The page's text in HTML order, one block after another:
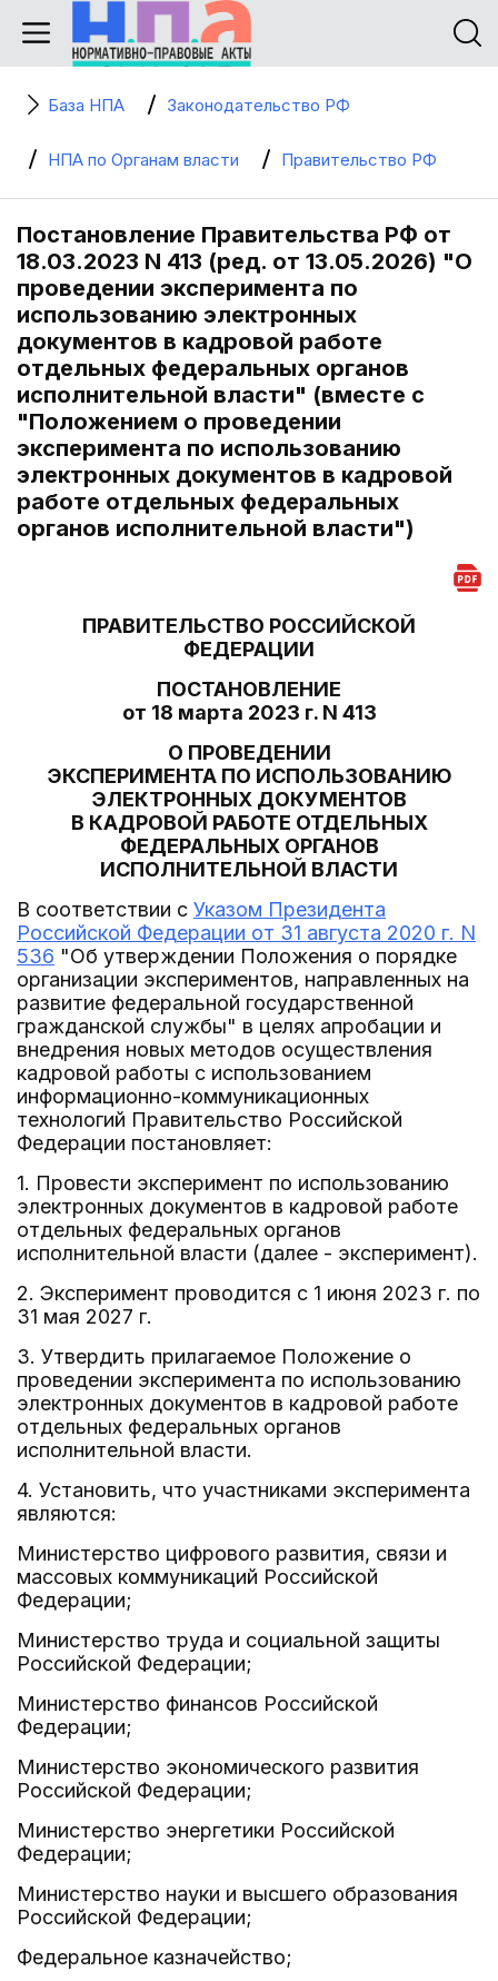
База НПА Законодательство РФ
НПА по Органам власти Правительство РФ
Постановление Правительства РФ от
18.03.2023 N 413 (ред. от 13.05.2026) "О
проведении эксперимента по
использованию электронных
документов в кадровой работе
отдельных федеральных органов
исполнительной власти" (вместе с
"Положением о проведении
эксперимента по использованию
электронных документов в кадровой
работе отдельных федеральных
органов исполнительной власти")
ПРАВИТЕЛЬСТВО РОССИЙСКОЙ
ФЕДЕРАЦИИ
ПОСТАНОВЛЕНИЕ
от 18 марта 2023 г. N 413
О ПРОВЕДЕНИИ
ЭКСПЕРИМЕНТА ПО ИСПОЛЬЗОВАНИЮ
ЭЛЕКТРОННЫХ ДОКУМЕНТОВ
В КАДРОВОЙ РАБОТЕ ОТДЕЛЬНЫХ
ФЕДЕРАЛЬНЫХ ОРГАНОВ
ИСПОЛНИТЕЛЬНОЙ ВЛАСТИ
В соответствии с Указом Президента
Российской Федерации от 31 августа 2020 г. N
536 "Об утверждении Положения о порядке
организации экспериментов, направленных на
развитие федеральной государственной
гражданской службы" в целях апробации и
внедрения новых методов осуществления
кадровой работы с использованием
информационно-коммуникационных
технологий Правительство Российской
Федерации постановляет:
1. Провести эксперимент по использованию
электронных документов в кадровой работе
отдельных федеральных органов
исполнительной власти (далее - эксперимент).
2. Эксперимент проводится с 1 июня 2023 г. по
31 мая 2027 г.
3. Утвердить прилагаемое Положение о
проведении эксперимента по использованию
электронных документов в кадровой работе
отдельных федеральных органов
исполнительной власти.
4. Установить, что участниками эксперимента
являются:
Министерство цифрового развития, связи и
массовых коммуникаций Российской
Федерации;
Министерство труда и социальной защиты
Российской Федерации;
Министерство финансов Российской
Федерации;
Министерство экономического развития
Российской Федерации;
Министерство энергетики Российской
Федерации;
Министерство науки и высшего образования
Российской Федерации;
Федеральное казначейство;